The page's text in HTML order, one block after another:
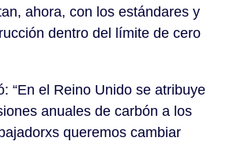
ahora, con los estándares y
dentro del límite de cero
“En el Reino Unido se atribuye
anuales de carbón a los
queremos cambiar